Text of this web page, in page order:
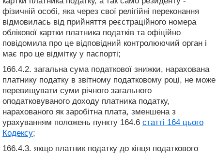
фізичній особі, яка через свої релігійні переконання
відмовилась від прийняття реєстраційного номера
облікової картки платника податків та офіційно
повідомила про це відповідний контролюючий орган і
має про це відмітку у паспорті;
166.4.2. загальна сума податкової знижки, нарахована
платнику податку в звітному податковому році, не може
перевищувати суми річного загального
оподатковуваного доходу платника податку,
нарахованого як заробітна плата, зменшена з
урахуванням положень пункту 164.6 статті 164 цього
Кодексу;
166.4.3. якщо платник податку до кінця податкового